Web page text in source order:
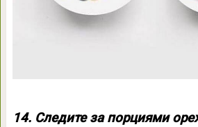
14. Следите за порциями